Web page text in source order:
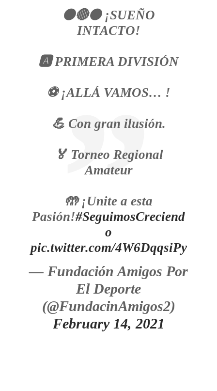
⚫🔴⚫ ¡SUEÑO
INTACTO!
🅰️ PRIMERA DIVISIÓN
⚽️ ¡ALLÁ VAMOS… !
💪 Con gran ilusión.
🏅 Torneo Regional
Amateur
🤲 ¡Unite a esta
Pasión!#SeguimosCreciend
o
pic.twitter.com/4W6DqqsiPy
— Fundación Amigos Por
El Deporte
(@FundacinAmigos2)
February 14, 2021